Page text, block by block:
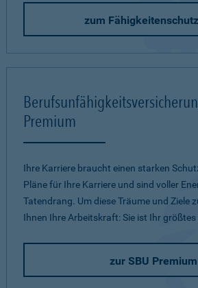
zum
Premium
Ihre Karriere braucht einen starken
Pläne für Ihre Karriere und sind voller
Tatendrang. Um diese Träume und Ziele
Ihnen Ihre Arbeitskraft: Sie ist Ihr
zur SBU Premium